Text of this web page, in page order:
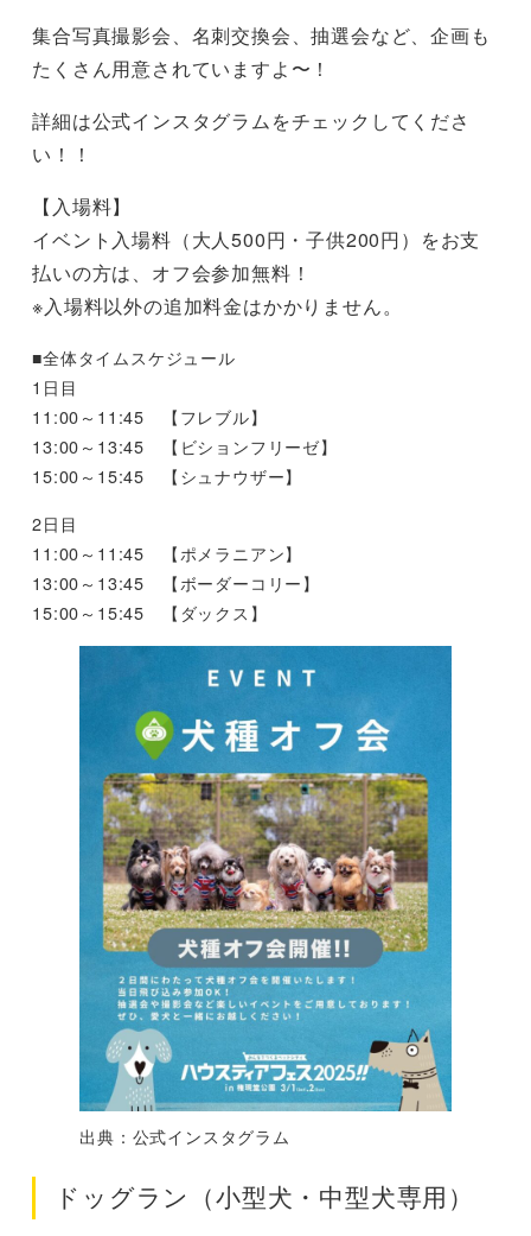
集合写真撮影会、名刺交換会、抽選会など、企画も
たくさん用意されていますよ〜！
詳細は公式インスタグラムをチェックしてくださ
い！！
【入場料】
イベント入場料（大人500円・子供200円）をお支
払いの方は、オフ会参加無料！
※入場料以外の追加料金はかかりません。
■全体タイムスケジュール
1日目
11:00～11:45 【フレブル】
13:00～13:45 【ビションフリーゼ】
15:00～15:45 【シュナウザー】
2日目
11:00～11:45 【ポメラニアン】
13:00～13:45 【ボーダーコリー】
15:00～15:45 【ダックス】
出典：公式インスタグラム
ドッグラン（小型犬・中型犬専用）